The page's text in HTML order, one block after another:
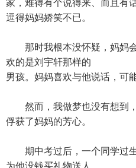
家，难得有个说得来、而且有
逗得妈妈娇笑不已。
那时我根本没怀疑，妈妈会
欢的是刘宇轩那样的
男孩。妈妈喜欢与他说话，可
然而，我做梦也没有想到，
俘获了妈妈的芳心。
期中考过后，一个同学过生
为他没钱买礼物送人，